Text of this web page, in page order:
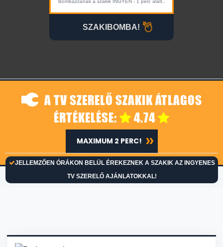
SZAKIBOMBA!
A TV SZERELŐ SZAKIK ÁTLAGOS
ÉRTÉKELÉSE:
4.74
JELLEMZŐEN ÓRÁKON BELÜL ÉREKEZNEK A SZAKIK AZ INGYENES
TV SZERELŐ AJÁNLATOKKAL!
MAXIMUM 2 PERC!